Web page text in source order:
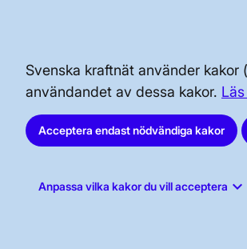
Svenska kraftnät använder
användandet av dessa kakor.
Acceptera endast nödvändiga kakor
Anpassa vilka kakor du vill acceptera keyboard_arrow_down
SÄKERHET OCH
AKTÖRSPORTALEN